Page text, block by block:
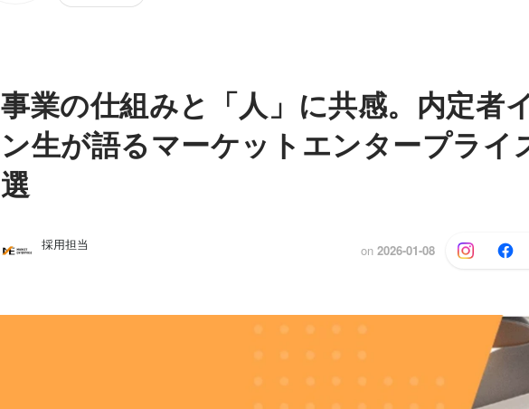
事業の仕組みと「人」に共感。内定者
ン生が語るマーケットエンタープライ
選
採用担当 on 2026-01-08